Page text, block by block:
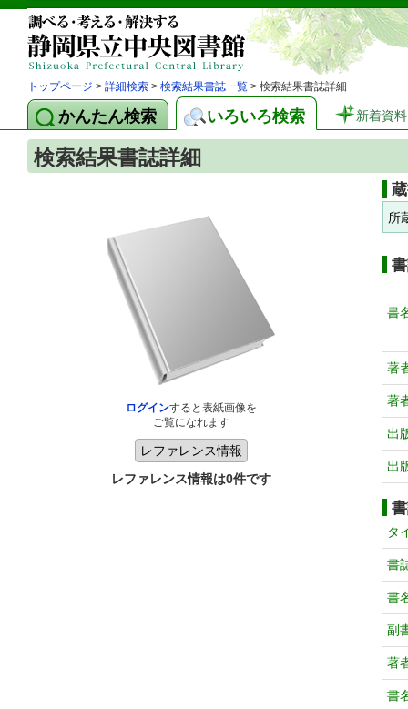
トップページ > 詳細検索 > 検索結果書誌一覧 > 検索結果書誌詳細
かんたん検索 いろいろ検索 新着資料
検索結果書誌詳細
ログインすると表紙画像を
ご覧になれます
レファレンス情報は0件です
所
書
著
著
出
出
タ
書
書
副
著
書